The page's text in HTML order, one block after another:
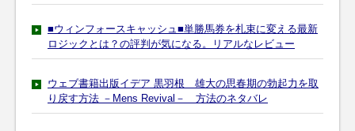
■ウィンフォースキャッシュ■単勝馬券を札束に変える最新
ロジックとは？の評判が気になる。リアルなレビュー
ウェブ書籍出版イデア 黒羽根 雄大の思春期の勃起力を取
り戻す方法 －Mens Revival－ 方法のネタバレ